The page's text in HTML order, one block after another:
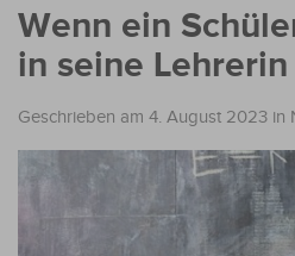
Wenn ein
in seine
Geschrieben am 4. August 2023 in